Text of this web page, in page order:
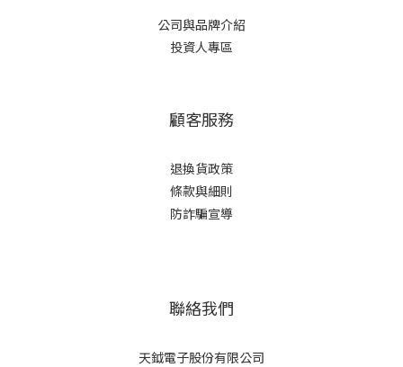
公司與品牌介紹
投資人專區
顧客服務
退換貨政策
條款與細則
防詐騙宣導
聯絡我們
天鉞電子股份有限公司